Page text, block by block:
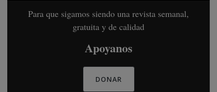
Para que sigamos siendo una revista semanal,
gratuita y de calidad
Apoyanos
DONAR